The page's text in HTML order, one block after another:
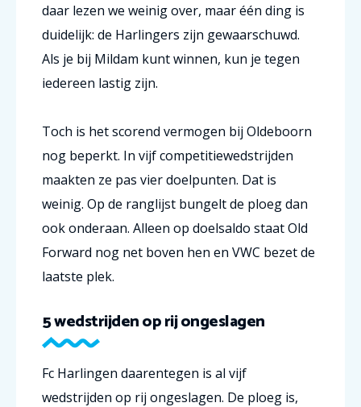
daar lezen we weinig over, maar één ding is
duidelijk: de Harlingers zijn gewaarschuwd.
Als je bij Mildam kunt winnen, kun je tegen
iedereen lastig zijn.
Toch is het scorend vermogen bij Oldeboorn
nog beperkt. In vijf competitiewedstrijden
maakten ze pas vier doelpunten. Dat is
weinig. Op de ranglijst bungelt de ploeg dan
ook onderaan. Alleen op doelsaldo staat Old
Forward nog net boven hen en VWC bezet de
laatste plek.
5 wedstrijden op rij ongeslagen
Fc Harlingen daarentegen is al vijf
wedstrijden op rij ongeslagen. De ploeg is,